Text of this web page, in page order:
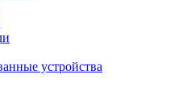
устройства